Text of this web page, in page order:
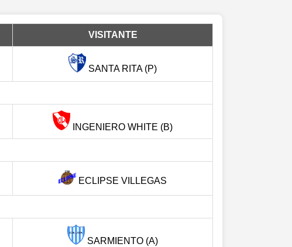
VISITANTE
SANTA RITA (P)
INGENIERO WHITE (B)
ECLIPSE VILLEGAS
SARMIENTO (A)